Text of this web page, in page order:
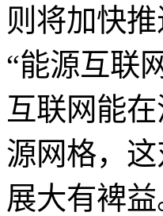
则将加快
“能源互联
互联网能
源网格，
展大有裨益